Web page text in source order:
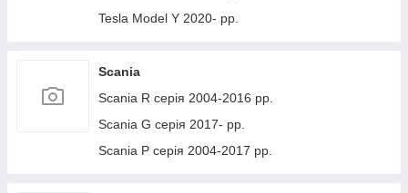
Tesla Model Y 2020- рр.
Scania
Scania R серія 2004-2016 рр.
Scania G серія 2017- рр.
Scania P серія 2004-2017 рр.